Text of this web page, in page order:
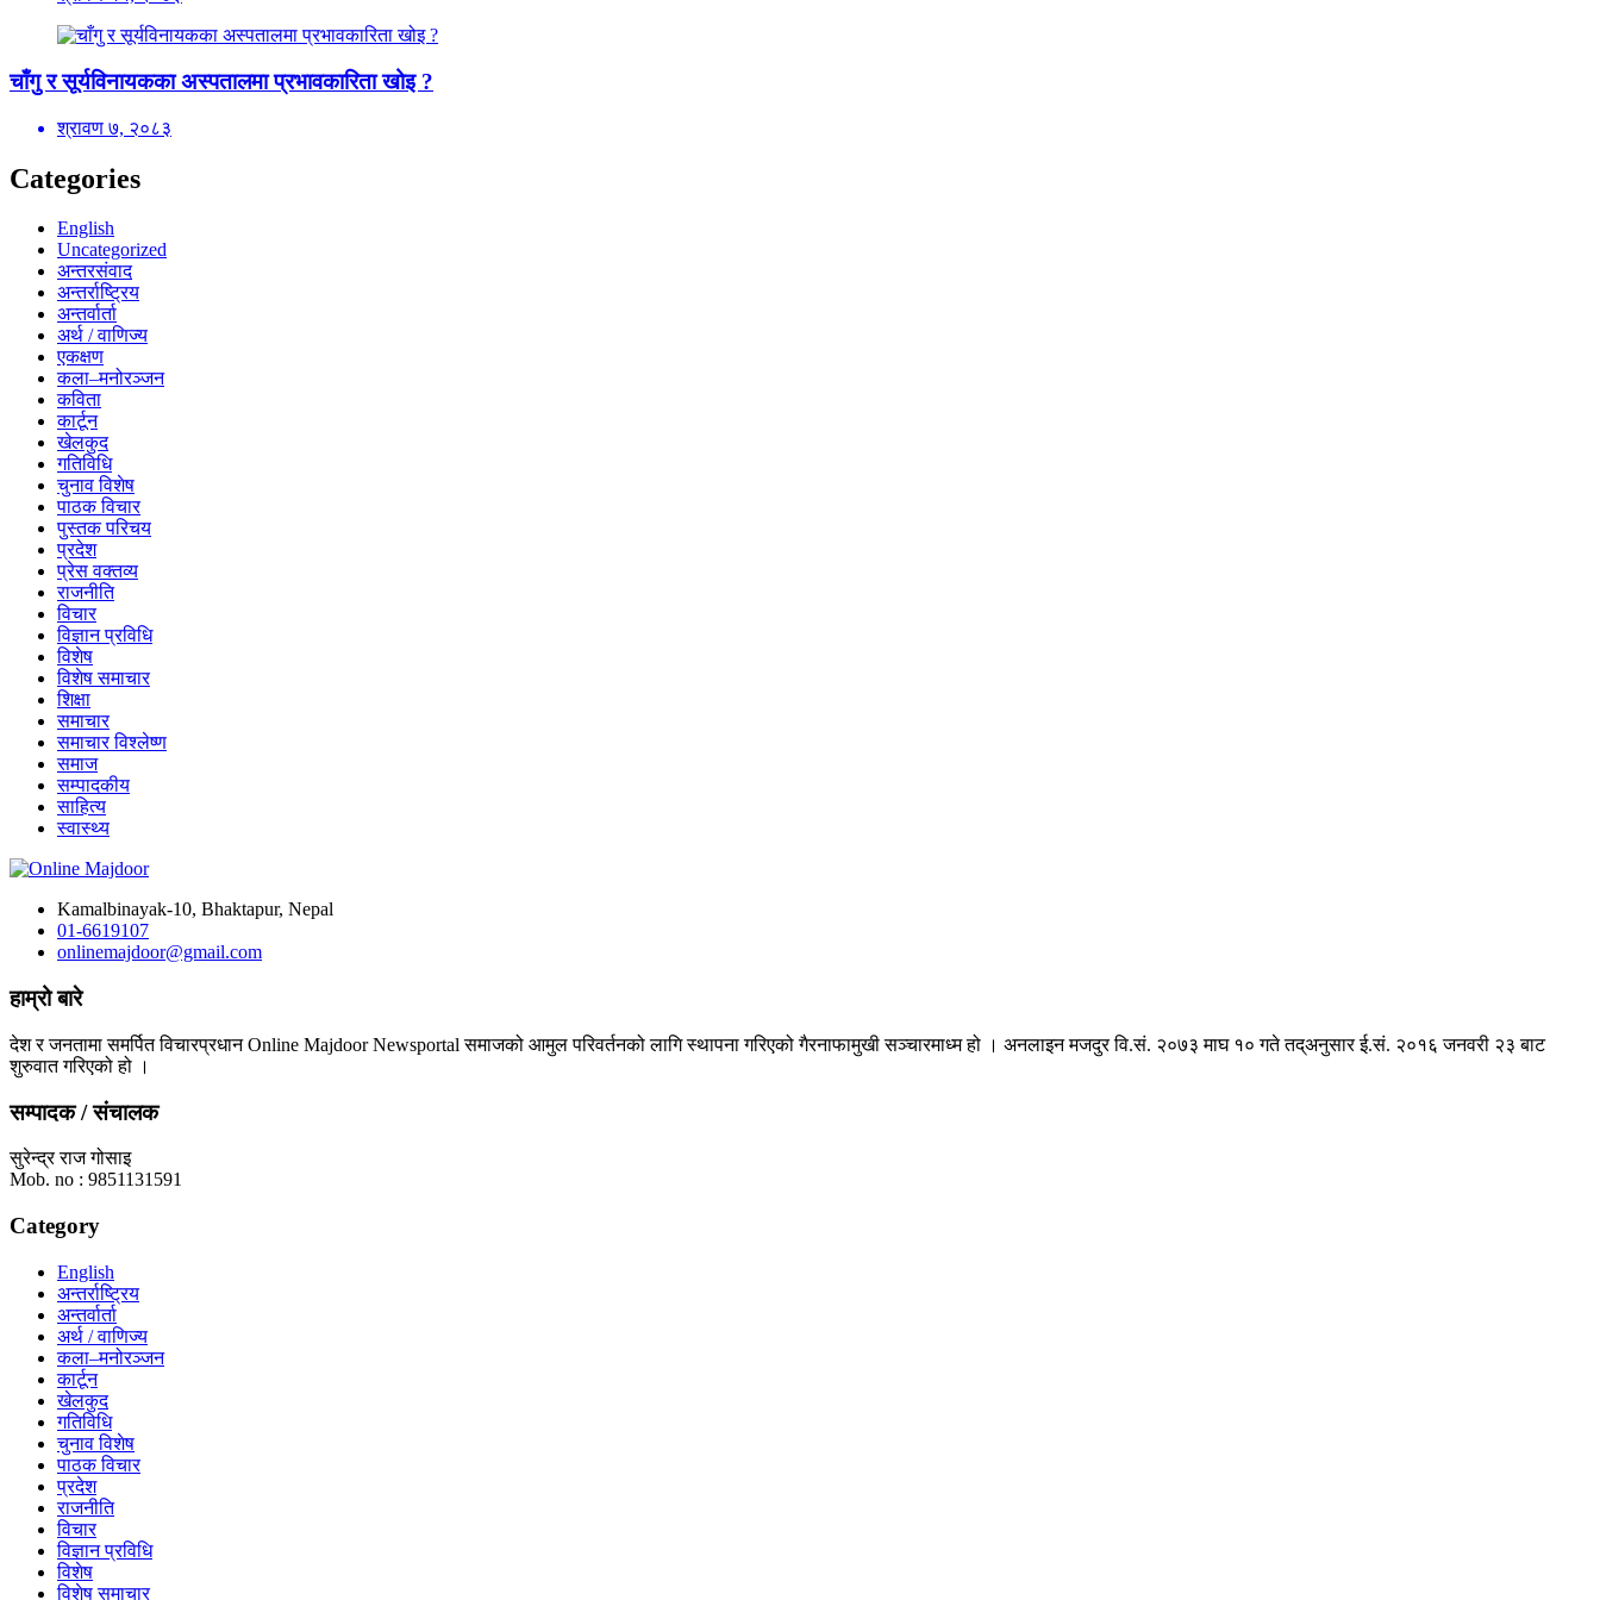
चाँगु र सूर्यविनायकका अस्पतालमा प्रभावकारिता खोइ ?
श्रावण ७, २०८३
Categories
English
Uncategorized
अन्तरसंवाद
अन्तर्राष्ट्रिय
अन्तर्वार्ता
अर्थ / वाणिज्य
एकक्षण
कला–मनोरञ्जन
कविता
कार्टून
खेलकुद
गतिविधि
चुनाव विशेष
पाठक विचार
पुस्तक परिचय
प्रदेश
प्रेस वक्तव्य
राजनीति
विचार
विज्ञान प्रविधि
विशेष
विशेष समाचार
शिक्षा
समाचार
समाचार विश्लेष्ण
समाज
सम्पादकीय
साहित्य
स्वास्थ्य
Kamalbinayak-10, Bhaktapur, Nepal
01-6619107
onlinemajdoor@gmail.com
हाम्रो बारे
देश र जनतामा समर्पित विचारप्रधान Online Majdoor Newsportal समाजको आमुल परिवर्तनको लागि स्थापना गरिएको गैरनाफामुखी सञ्चारमाध्म हो । अनलाइन मजदुर वि.सं. २०७३ माघ १० गते तद्अनुसार ई.सं. २०१६ जनवरी २३ बाट
शुरुवात गरिएको हो ।
सम्पादक / संचालक
सुरेन्द्र राज गोसाइ
Mob. no : 9851131591
Category
English
अन्तर्राष्ट्रिय
अन्तर्वार्ता
अर्थ / वाणिज्य
कला–मनोरञ्जन
कार्टून
खेलकुद
गतिविधि
चुनाव विशेष
पाठक विचार
प्रदेश
राजनीति
विचार
विज्ञान प्रविधि
विशेष
विशेष समाचार